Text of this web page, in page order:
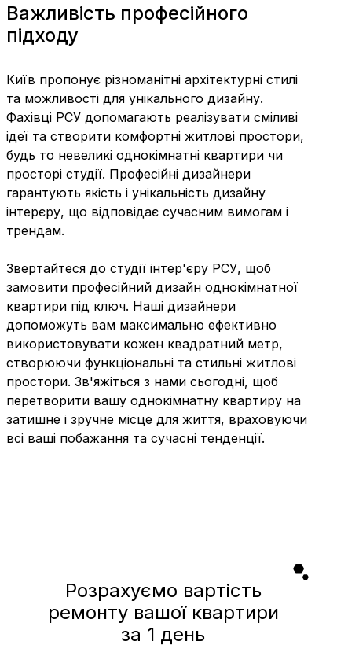
Важливість професійного
підходу
Київ пропонує різноманітні архітектурні стилі
та можливості для унікального дизайну.
Фахівці РСУ допомагають реалізувати сміливі
ідеї та створити комфортні житлові простори,
будь то невеликі однокімнатні квартири чи
просторі студії. Професійні дизайнери
гарантують якість і унікальність дизайну
інтерєру, що відповідає сучасним вимогам і
трендам.
Звертайтеся до студії інтер'єру РСУ, щоб
замовити професійний дизайн однокімнатної
квартири під ключ. Наші дизайнери
допоможуть вам максимально ефективно
використовувати кожен квадратний метр,
створюючи функціональні та стильні житлові
простори. Зв'яжіться з нами сьогодні, щоб
перетворити вашу однокімнатну квартиру на
затишне і зручне місце для життя, враховуючи
всі ваші побажання та сучасні тенденції.
Розрахуємо вартість
ремонту вашої квартири
за 1 день